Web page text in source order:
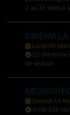
3 au 31 mars à
CINÉMA
Lundi 09
En présence
de séance
Samedi 14
Invité Elie